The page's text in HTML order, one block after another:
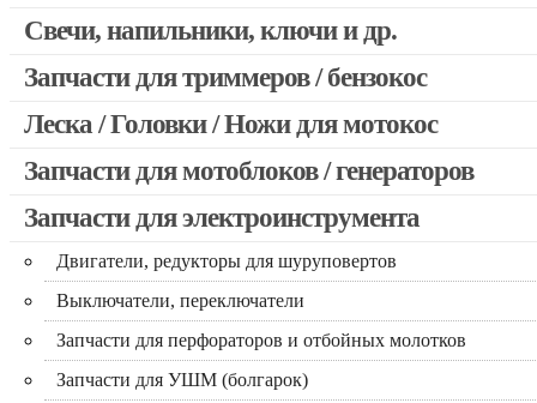
Запчасти для бензопил Oleo-mac, Echo и др.
Свечи, напильники, ключи и др.
Запчасти для триммеров / бензокос
Запчасти для Китайских триммеров
Запчасти для мотокос Stihl / Husqvarna / Oleo-mac / Echo и
Леска / Головки / Ножи для мотокос
Запчасти для мотоблоков / генераторов
Запчасти для электроинструмента
Двигатели, редукторы для шуруповертов
Выключатели, переключатели
Запчасти для перфораторов и отбойных молотков
Запчасти для УШМ (болгарок)